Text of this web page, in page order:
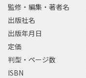
監修・編集・著者名
出版社名
出版年月日
定価
判型・ページ数
ISBN